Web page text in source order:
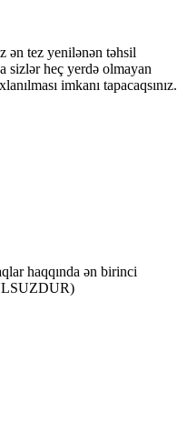
ən tez yenilənən təhsil
sizlər heç yerdə olmayan
imkanı tapacaqsınız.
haqqında ən birinci